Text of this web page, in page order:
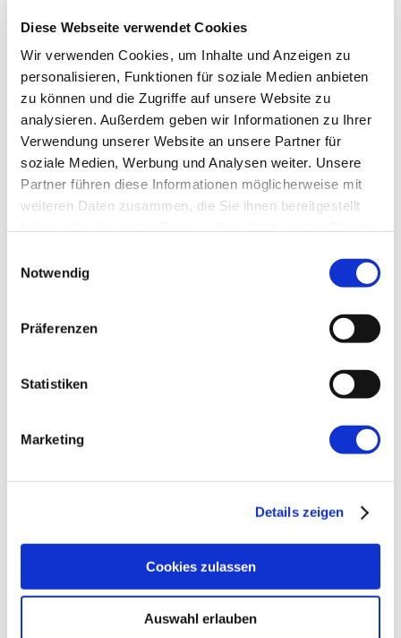
Diese Webseite verwendet Cookies
Wir verwenden Cookies, um Inhalte und Anzeigen zu
personalisieren, Funktionen für soziale Medien anbieten
zu können und die Zugriffe auf unsere Website zu
analysieren. Außerdem geben wir Informationen zu Ihrer
Verwendung unserer Website an unsere Partner für
soziale Medien, Werbung und Analysen weiter. Unsere
Partner führen diese Informationen möglicherweise mit
weiteren Daten zusammen, die Sie ihnen bereitgestellt
Notwendig
Präferenzen
Statistiken
Marketing
Details zeigen
Cookies zulassen
Auswahl erlauben
Redebeiträge.
Hier finden Sie den Flyer
Zurück
Kategorien
Alle Kategorien
Gewaltschutz
Mixed Pickles
Podcasts
Werkstatt Löhnberg
Kinder- und Familienzentren - Wetzlar
Presse
60. Jahre Jubiläum
Juli 2026
Februar 2026
2025
Dezember 2025